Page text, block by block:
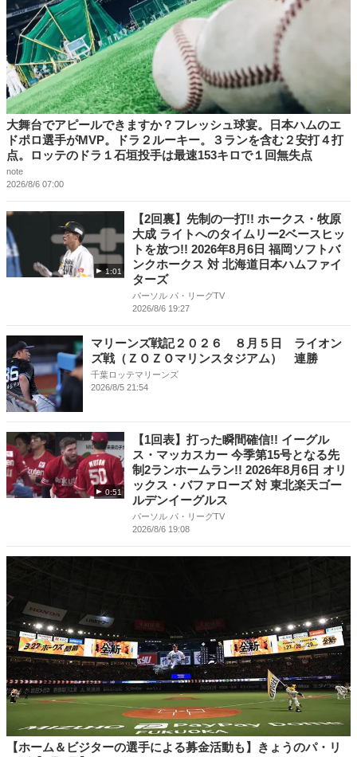
大舞台でアピールできますか？フレッシュ球宴。日本ハムのエ
ドポロ選手がMVP。ドラ２ルーキー。３ランを含む２安打４打
点。ロッテのドラ１石垣投手は最速153キロで１回無失点
note
2026/8/6 07:00
1:01
【2回裏】先制の一打!! ホークス・牧原
大成 ライトへのタイムリー2ベースヒッ
トを放つ!! 2026年8月6日 福岡ソフトバ
ンクホークス 対 北海道日本ハムファイ
ターズ
パーソル パ・リーグTV
2026/8/6 19:27
マリーンズ戦記２０２６ ８月５日 ライオン
ズ戦（ＺＯＺＯマリンスタジアム） 連勝
千葉ロッテマリーンズ
2026/8/5 21:54
0:51
【1回表】打った瞬間確信!! イーグル
ス・マッカスカー 今季第15号となる先
制2ランホームラン!! 2026年8月6日 オリ
ックス・バファローズ 対 東北楽天ゴー
ルデンイーグルス
パーソル パ・リーグTV
2026/8/6 19:08
【ホーム＆ビジターの選手による募金活動も】きょうのパ・リ